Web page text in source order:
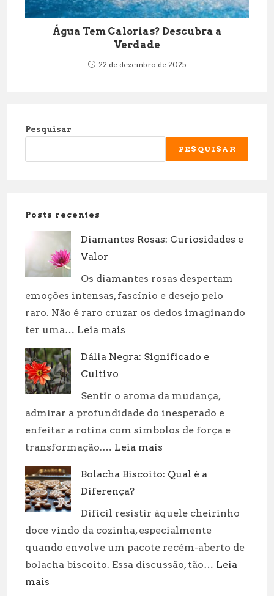
Água Tem Calorias? Descubra a
Verdade
22 de dezembro de 2025
Pesquisar
PESQUISAR
Posts recentes
Diamantes Rosas: Curiosidades e
Valor
Os diamantes rosas despertam
emoções intensas, fascínio e desejo pelo
raro. Não é raro cruzar os dedos imaginando
ter uma… Leia mais
Rosas:
Dália Negra: Significado e
Cultivo
Sentir o aroma da mudança,
admirar a profundidade do inesperado e
enfeitar a rotina com símbolos de força e
transformação.… Leia mais
Negra:
Bolacha Biscoito: Qual é a
Diferença?
Difícil resistir àquele cheirinho
doce vindo da cozinha, especialmente
quando envolve um pacote recém-aberto de
bolacha biscoito. Essa discussão, tão… Leia
mais